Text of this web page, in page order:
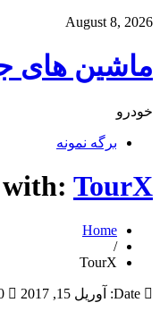
August 8, 2026
ماشین های
خودرو
برگه نمونه
with: TourX
Home
/
TourX
Date: آوریل 15, 2017